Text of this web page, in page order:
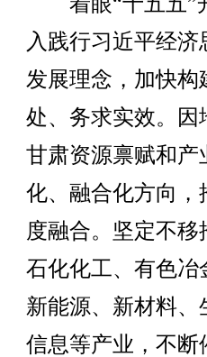
入践行习近平经
发展理念，加快
处、务求实效。因
甘肃资源禀赋和产
化、融合化方向，
度融合。坚定不
石化化工、有色冶
新能源、新材料
信息等产业，不断